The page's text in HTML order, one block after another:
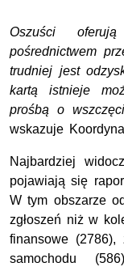
Oszuści
pośrednictwem
trudniej jest
kartą istnieje
prośbą o
wskazuje
Najbardziej
pojawiają się
W tym obszarze
zgłoszeń niż w
finansowe
samochodu